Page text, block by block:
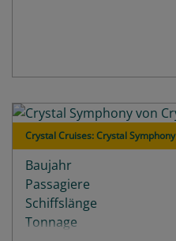
Crystal Cruises: Crystal Symphony
Baujahr
Passagiere
Schiffslänge
Tonnage